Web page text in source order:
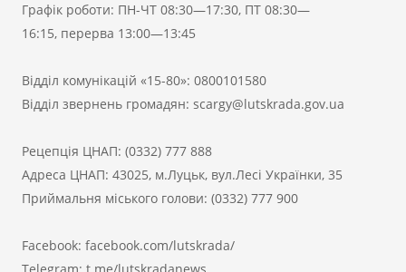
Графік роботи: ПН-ЧТ 08:30—17:30, ПТ 08:30—
16:15, перерва 13:00—13:45
Відділ комунікацій «15-80»: 0800101580
Відділ звернень громадян: scargy@lutskrada.gov.ua
Рецепція ЦНАП: (0332) 777 888
Адреса ЦНАП: 43025, м.Луцьк, вул.Лесі Українки, 35
Приймальня міського голови: (0332) 777 900
Facebook: facebook.com/lutskrada/